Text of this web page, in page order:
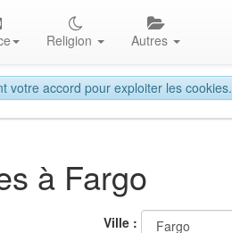
votre accord pour exploiter les cookies.
Religion Autres
à Fargo
Ville :